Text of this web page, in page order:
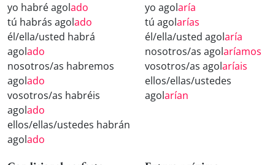
yo habré agolado
tú habrás agolado
él/ella/usted habrá
agolado
nosotros/as habremos
agolado
vosotros/as habréis
agolado
ellos/ellas/ustedes habrán
agolado
yo agolaría
tú agolarías
él/ella/usted agolaría
nosotros/as agolaríamos
vosotros/as agolaríais
ellos/ellas/ustedes
agolarían